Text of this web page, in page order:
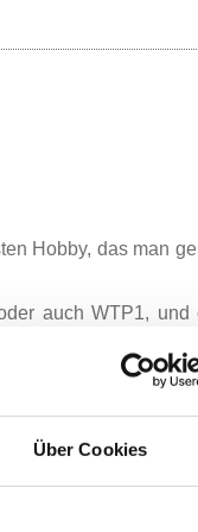
Über Cookies
Hobby, das man
auch WTP1, und
Dieses beinhaltet
genannten
nicht nur durch
in den
vielen Variations-